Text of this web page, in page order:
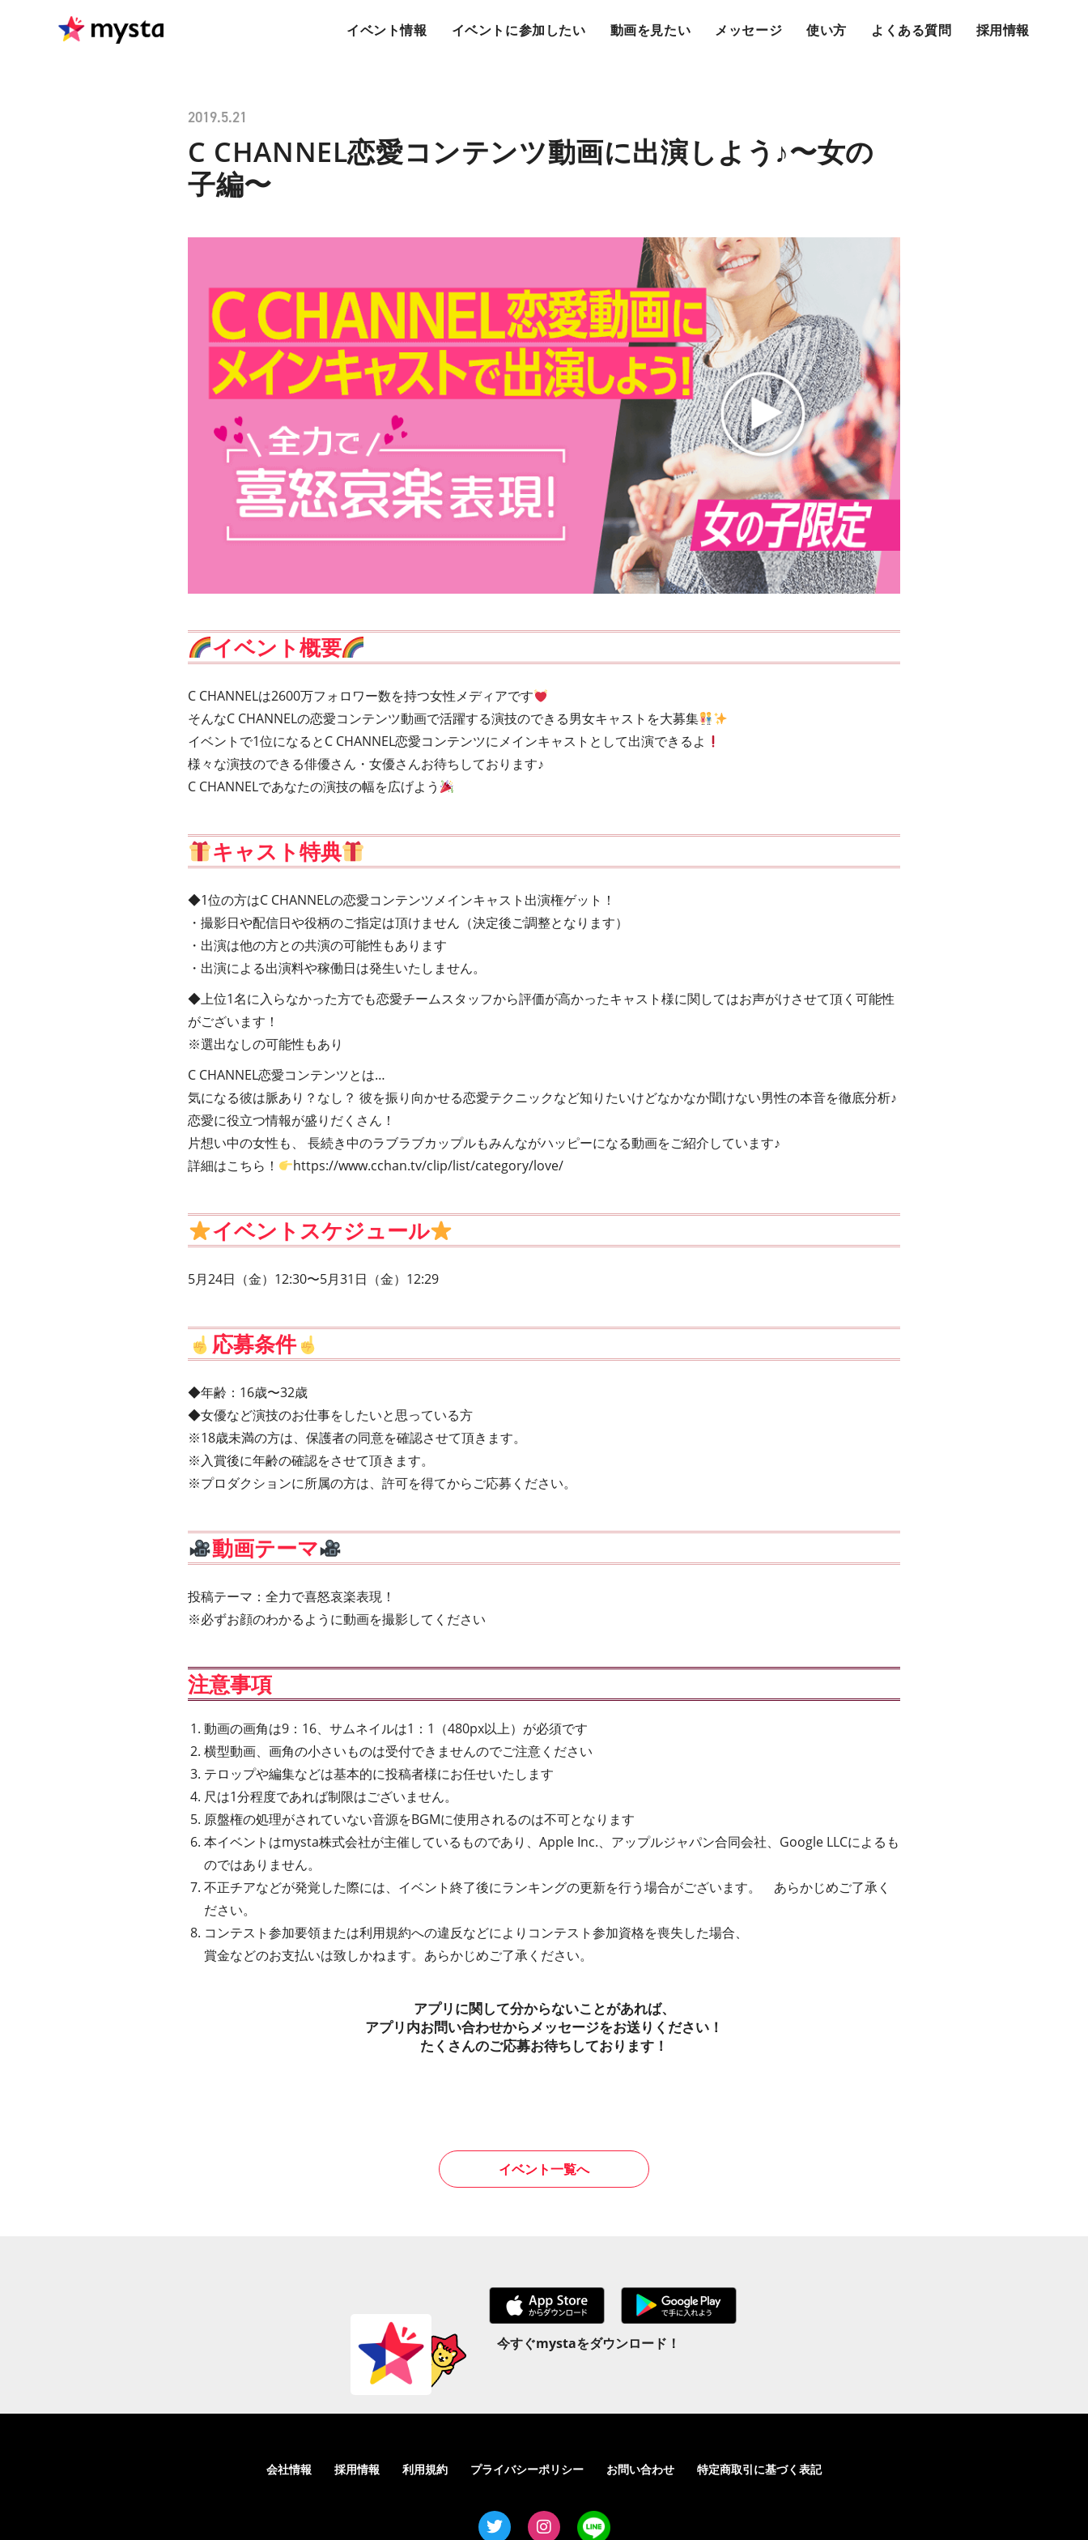
イベント情報 イベントに参加したい 動画を見たい メッセージ 使い方 よくある質問 採用情報
2019.5.21
C CHANNEL恋愛コンテンツ動画に出演しよう♪〜女の
子編〜
イベント概要
C CHANNELは2600万フォロワー数を持つ女性メディアです
そんなC CHANNELの恋愛コンテンツ動画で活躍する演技のできる男女キャストを大募集
イベントで1位になるとC CHANNEL恋愛コンテンツにメインキャストとして出演できるよ
様々な演技のできる俳優さん・女優さんお待ちしております♪
C CHANNELであなたの演技の幅を広げよう
キャスト特典
◆1位の方はC CHANNELの恋愛コンテンツメインキャスト出演権ゲット！
・撮影日や配信日や役柄のご指定は頂けません（決定後ご調整となります）
・出演は他の方との共演の可能性もあります
・出演による出演料や稼働日は発生いたしません。
◆上位1名に入らなかった方でも恋愛チームスタッフから評価が高かったキャスト様に関してはお声がけさせて頂く可能性
がございます！
※選出なしの可能性もあり
C CHANNEL恋愛コンテンツとは…
気になる彼は脈あり？なし？ 彼を振り向かせる恋愛テクニックなど知りたいけどなかなか聞けない男性の本音を徹底分析♪
恋愛に役立つ情報が盛りだくさん！
片想い中の女性も、 長続き中のラブラブカップルもみんながハッピーになる動画をご紹介しています♪
詳細はこちら！
https://www.cchan.tv/clip/list/category/love/
イベントスケジュール
5月24日（金）12:30〜5月31日（金）12:29
応募条件
◆年齢：16歳〜32歳
◆女優など演技のお仕事をしたいと思っている方
※18歳未満の方は、保護者の同意を確認させて頂きます。
※入賞後に年齢の確認をさせて頂きます。
※プロダクションに所属の方は、許可を得てからご応募ください。
動画テーマ
投稿テーマ：全力で喜怒哀楽表現！
※必ずお顔のわかるように動画を撮影してください
注意事項
動画の画角は9：16、サムネイルは1：1（480px以上）が必須です
横型動画、画角の小さいものは受付できませんのでご注意ください
テロップや編集などは基本的に投稿者様にお任せいたします
尺は1分程度であれば制限はございません。
原盤権の処理がされていない音源をBGMに使用されるのは不可となります
本イベントはmysta株式会社が主催しているものであり、Apple Inc.、アップルジャパン合同会社、Google LLCによるも
のではありません。
不正チアなどが発覚した際には、イベント終了後にランキングの更新を行う場合がございます。 あらかじめご了承く
ださい。
コンテスト参加要領または利用規約への違反などによりコンテスト参加資格を喪失した場合、
賞金などのお支払いは致しかねます。あらかじめご了承ください。
アプリに関して分からないことがあれば、
アプリ内お問い合わせからメッセージをお送りください！
たくさんのご応募お待ちしております！
イベント一覧へ
今すぐmystaをダウンロード！
会社情報 採用情報 利用規約 プライバシーポリシー お問い合わせ 特定商取引に基づく表記